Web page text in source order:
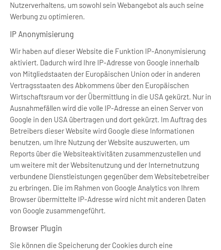
Nutzerverhaltens, um sowohl sein Webangebot als auch seine
Werbung zu optimieren.
IP Anonymisierung
Wir haben auf dieser Website die Funktion IP-Anonymisierung
aktiviert. Dadurch wird Ihre IP-Adresse von Google innerhalb
von Mitgliedstaaten der Europäischen Union oder in anderen
Vertragsstaaten des Abkommens über den Europäischen
Wirtschaftsraum vor der Übermittlung in die USA gekürzt. Nur in
Ausnahmefällen wird die volle IP-Adresse an einen Server von
Google in den USA übertragen und dort gekürzt. Im Auftrag des
Betreibers dieser Website wird Google diese Informationen
benutzen, um Ihre Nutzung der Website auszuwerten, um
Reports über die Websiteaktivitäten zusammenzustellen und
um weitere mit der Websitenutzung und der Internetnutzung
verbundene Dienstleistungen gegenüber dem Websitebetreiber
zu erbringen. Die im Rahmen von Google Analytics von Ihrem
Browser übermittelte IP-Adresse wird nicht mit anderen Daten
von Google zusammengeführt.
Browser Plugin
Sie können die Speicherung der Cookies durch eine